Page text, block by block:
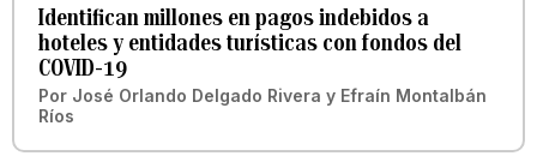
Identifican millones en pagos indebidos a
hoteles y entidades turísticas con fondos del
COVID-19
Por José Orlando Delgado Rivera y Efraín Montalbán
Ríos